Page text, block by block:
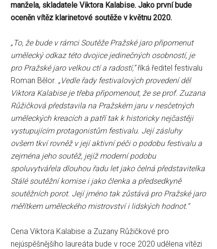
manžela, skladatele Viktora Kalabise. Jako první bude
oceněn vítěz klarinetové soutěže v květnu 2020.
„To, že bude v rámci Soutěže Pražské jaro připomenut
umělecký odkaz této dvojice jedinečných osobností, je
pro Pražské jaro velkou ctí a radostí,“říká ředitel festivalu
Roman Bělor. „Vedle řady festivalových provedení děl
Viktora Kalabise je třeba připomenout, že se prof. Zuzana
Růžičková představila na Pražském jaru v nesčetných
uměleckých kreacích a patří tak k historicky nejčastěji
vystupujícím protagonistům festivalu. Její zásluhy
ovšem tkví rovněž v její aktivní péči o podobu festivalu a
zejména jeho soutěž, jejíž moderní podobu
spoluvytvářela dlouhou řadu let jako čelná představitelka
Stálé soutěžní komise i jako členka a předsedkyně
soutěžních porot. Její jméno tak zůstává pro Pražské jaro
měřítkem uměleckého mistrovství i lidských hodnot.“
Cena Viktora Kalabise a Zuzany Růžičkové pro
nejúspěšnějšího laureáta bude v roce 2020 udělena vítězi